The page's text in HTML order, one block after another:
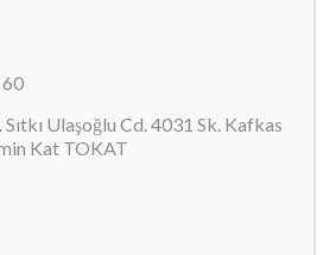
Ulaşoğlu Cd. 4031 Sk. Kafkas
Kat TOKAT